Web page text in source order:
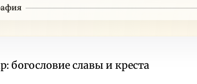
богословие славы и креста